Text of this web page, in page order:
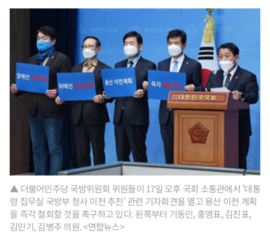
▲ 더불어민주당 국방위원회 위원들이 17일 오후 국회 소통관에서 '대통
령 집무실 국방부 청사 이전 추진' 관련 기자회견을 열고 용산 이전 계획
을 즉각 철회할 것을 촉구하고 있다. 왼쪽부터 기동민, 홍영표, 김진표,
김민기, 김병주 의원. <연합뉴스>